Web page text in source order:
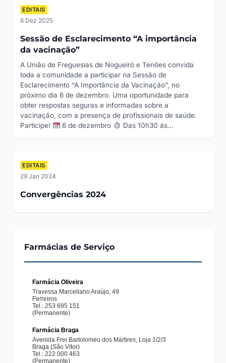
EDITAIS
6 Dez 2025
Sessão de Esclarecimento “A importância
da vacinação”
A União de Freguesias de Nogueiró e Tenões convida
toda a comunidade a participar na Sessão de
Esclarecimento “A Importância da Vacinação”, no
próximo dia 6 de dezembro. Uma oportunidade para
obter respostas seguras e informadas sobre a
vacinação, com a presença de profissionais de saúde.
Participe!
6 de dezembro Das 10h30 ás…
EDITAIS
29 Jan 2024
Convergências 2024
Farmácias de Serviço